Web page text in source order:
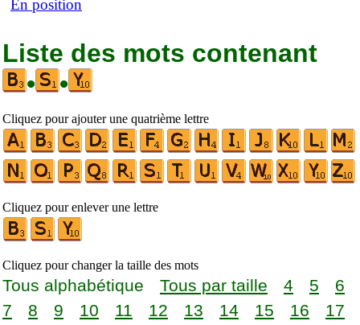
En position
Liste des mots contenant
•
•
Cliquez pour ajouter une quatrième lettre
Cliquez pour enlever une lettre
Cliquez pour changer la taille des mots
Tous alphabétique Tous par taille 4 5
6
7
8 9 10 11 12 13 14 15 16
17